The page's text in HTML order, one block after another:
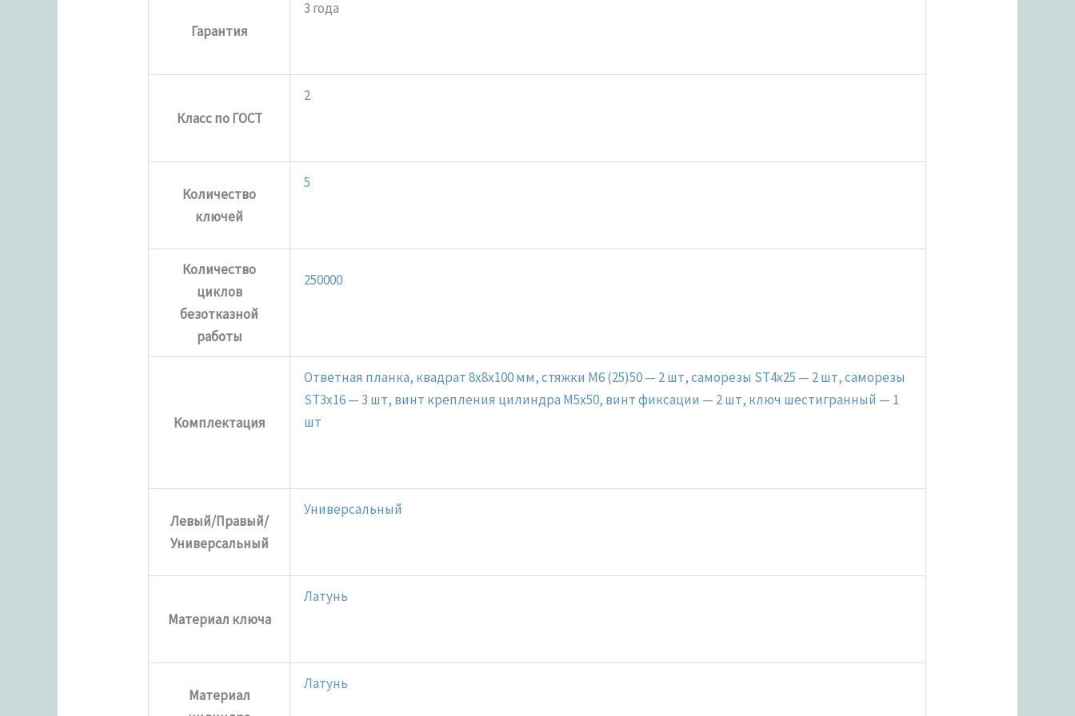
Гарантия
3 года
Класс по ГОСТ
2
Количество
ключей
5
Количество
циклов
безотказной
работы
250000
Комплектация
Ответная планка, квадрат 8x8x100 мм, стяжки М6 (25)50 — 2 шт, саморезы ST4x25 — 2 шт, саморезы
ST3x16 — 3 шт, винт крепления цилиндра M5x50, винт фиксации — 2 шт, ключ шестигранный — 1
шт
Левый/Правый/
Универсальный
Универсальный
Материал ключа
Латунь
Материал
Латунь